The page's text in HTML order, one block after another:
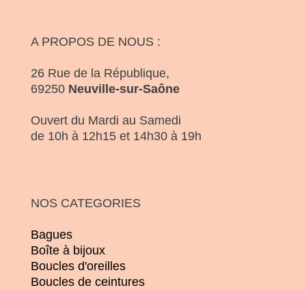
A PROPOS DE NOUS :
26 Rue de la République,
69250 Neuville-sur-Saône
Ouvert du Mardi au Samedi
de 10h à 12h15 et 14h30 à 19h
NOS CATEGORIES
Bagues
Boîte à bijoux
Boucles d'oreilles
Boucles de ceintures